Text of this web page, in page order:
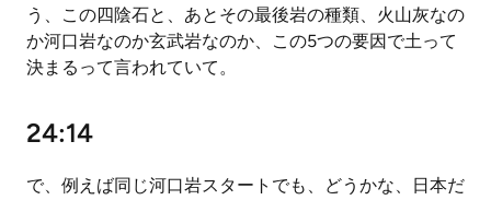
う、この四陰石と、あとその最後岩の種類、火山灰なの
か河口岩なのか玄武岩なのか、この5つの要因で土って
決まるって言われていて。
24:14
で、例えば同じ河口岩スタートでも、どうかな、日本だ